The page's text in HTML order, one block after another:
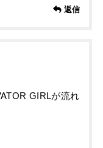
返信
GIRLが流れ